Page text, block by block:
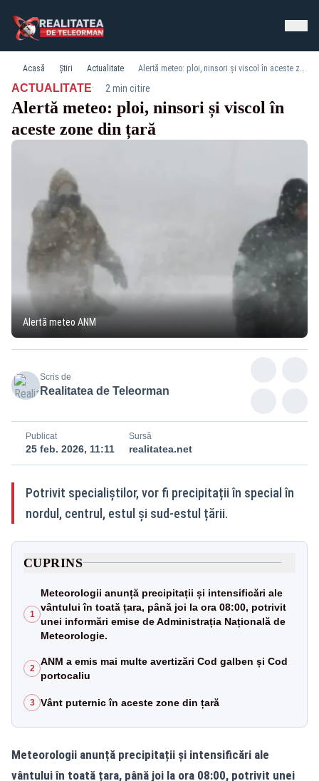
Acasă Știri Actualitate Alertă meteo: ploi, ninsori și viscol în aceste zone din țară
ACTUALITATE· 2 min citire
Alertă meteo: ploi, ninsori și viscol în
aceste zone din țară
Alertă meteo ANM
Scris de
Realitatea de Teleorman
Publicat
25 feb. 2026, 11:11
Sursă
realitatea.net
Potrivit specialiștilor, vor fi precipitații în special în
nordul, centrul, estul și sud-estul țării.
CUPRINS
1
Meteorologii anunță precipitații și intensificări ale
vântului în toată țara, până joi la ora 08:00, potrivit
unei informări emise de Administrația Națională de
Meteorologie.
2
ANM a emis mai multe avertizări Cod galben și Cod
portocaliu
3 Vânt puternic în aceste zone din țară
Meteorologii anunță precipitații și intensificări ale
vântului în toată țara, până joi la ora 08:00, potrivit unei